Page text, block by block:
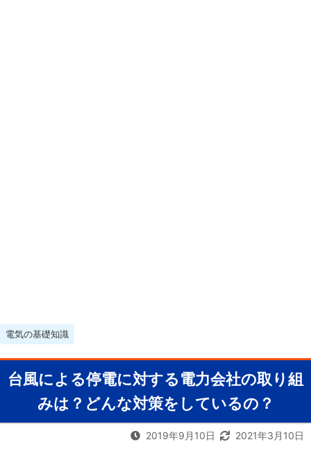
電気の基礎知識
台風による停電に対する電力会社の取り組
みは？どんな対策をしているの？
2019年9月10日 2021年3月10日